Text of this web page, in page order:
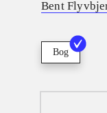
Bent
Bog